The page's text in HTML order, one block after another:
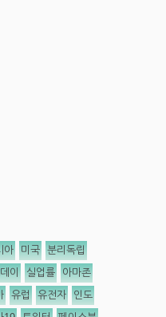
아 미국 분리독립
이 실업률 아마존
유럽 유전자 인도